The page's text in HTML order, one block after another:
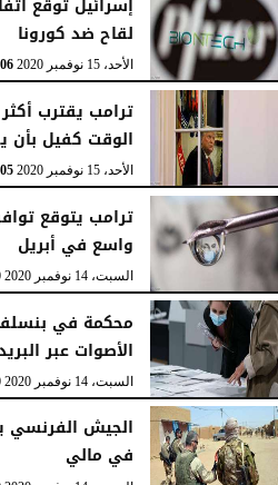
لقاح ضد كورونا
الأحد، 15 نوفمبر 2020
ترامب يقترب
الوقت كفيل بأن
الأحد، 15 نوفمبر 2020
ترامب يتوقع
واسع في أبريل
السبت، 14 نوفمبر 2020
محكمة في
الأصوات عبر
السبت، 14 نوفمبر 2020
في مالي